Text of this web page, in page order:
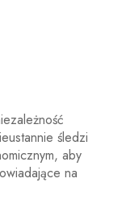
śledzi
aby
na